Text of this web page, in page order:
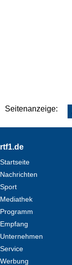
Seitenanzeige:
Footer
rtf1.de
Startseite
Nachrichten
Sport
Mediathek
Programm
Empfang
Unternehmen
Service
Werbung